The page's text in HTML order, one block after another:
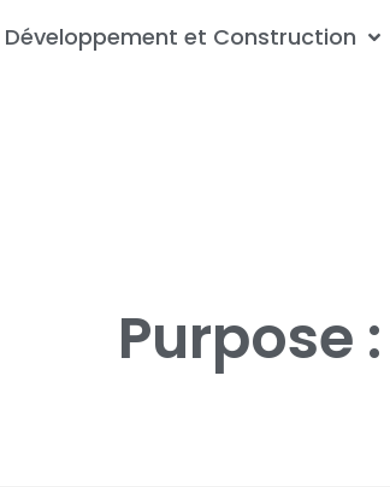
Développement et Construction
Purpose